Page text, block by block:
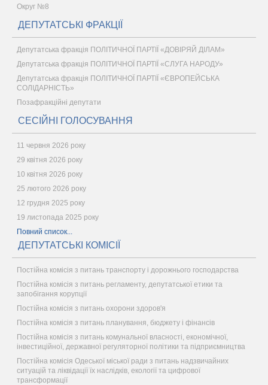
Округ №8
ДЕПУТАТСЬКІ ФРАКЦІЇ
Депутатська фракція ПОЛІТИЧНОЇ ПАРТІЇ «ДОВІРЯЙ ДІЛАМ»
Депутатська фракція ПОЛІТИЧНОЇ ПАРТІЇ «СЛУГА НАРОДУ»
Депутатська фракція ПОЛІТИЧНОЇ ПАРТІЇ «ЄВРОПЕЙСЬКА
СОЛІДАРНІСТЬ»
Позафракційні депутати
СЕСІЙНІ ГОЛОСУВАННЯ
11 червня 2026 року
29 квітня 2026 року
10 квітня 2026 року
25 лютого 2026 року
12 грудня 2025 року
19 листопада 2025 року
Повний список...
ДЕПУТАТСЬКІ КОМІСІЇ
Постійна комісія з питань транспорту і дорожнього господарства
Постійна комісія з питань регламенту, депутатської етики та
запобігання корупції
Постійна комісія з питань охорони здоров'я
Постійна комісія з питань планування, бюджету і фінансів
Постійна комісія з питань комунальної власності, економічної,
інвестиційної, державної регуляторної політики та підприємництва
Постійна комісія Одеської міської ради з питань надзвичайних
ситуацій та ліквідації їх наслідків, екології та цифрової
трансформації